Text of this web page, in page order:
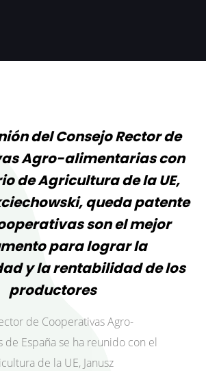
del Consejo Rector de
Agro-alimentarias con
de Agricultura de la UE,
queda patente
son el mejor
para lograr la
y la rentabilidad de los
productores
de Cooperativas Agro-
de España se ha reunido con el
de la UE, Janusz